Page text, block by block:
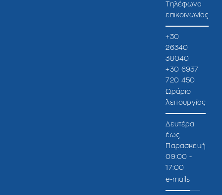
Τηλέφωνα
επικοινωνίας
+30
26340
38040
+30 6937
720 450
Ωράριο
λειτουργίας
Δευτέρα
έως
Παρασκευή
09:00 -
17:00
e-mails